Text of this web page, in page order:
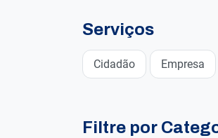
Serviços
Cidadão Empresa
Filtre por